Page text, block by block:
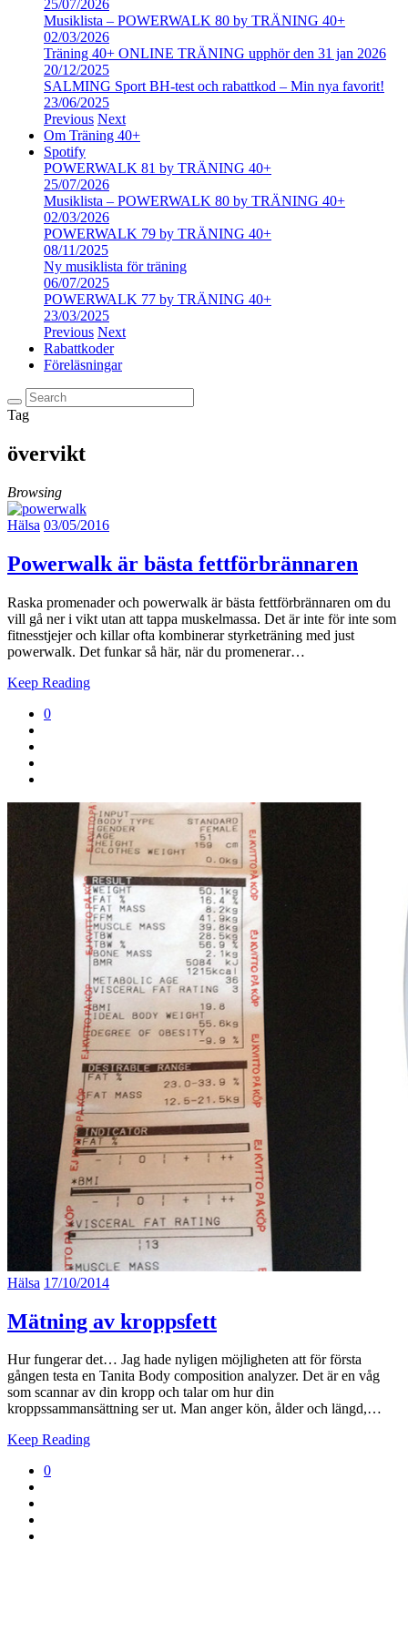
25/07/2026
Musiklista – POWERWALK 80 by TRÄNING 40+
02/03/2026
Träning 40+ ONLINE TRÄNING upphör den 31 jan 2026
20/12/2025
SALMING Sport BH-test och rabattkod – Min nya favorit!
23/06/2025
Previous Next
Om Träning 40+
Spotify
POWERWALK 81 by TRÄNING 40+
25/07/2026
Musiklista – POWERWALK 80 by TRÄNING 40+
02/03/2026
POWERWALK 79 by TRÄNING 40+
08/11/2025
Ny musiklista för träning
06/07/2025
POWERWALK 77 by TRÄNING 40+
23/03/2025
Previous Next
Rabattkoder
Föreläsningar
Tag
övervikt
Browsing
Hälsa 03/05/2016
Powerwalk är bästa fettförbrännaren
Raska promenader och powerwalk är bästa fettförbrännaren om du
vill gå ner i vikt utan att tappa muskelmassa. Det är inte för inte som
fitnesstjejer och killar ofta kombinerar styrketräning med just
powerwalk. Det funkar så här, när du promenerar…
Keep Reading
0
Hälsa 17/10/2014
Mätning av kroppsfett
Hur fungerar det… Jag hade nyligen möjligheten att för första
gången testa en Tanita Body composition analyzer. Det är en våg
som scannar av din kropp och talar om hur din
kroppssammansättning ser ut. Man anger kön, ålder och längd,…
Keep Reading
0